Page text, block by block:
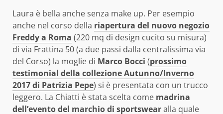
Laura è bella anche senza make up. Per esempio
anche nel corso della riapertura del nuovo negozio
Freddy a Roma (220 mq di design cucito su misura)
di via Frattina 50 (a due passi dalla centralissima via
del Corso) la moglie di Marco Bocci (prossimo
testimonial della collezione Autunno/Inverno
2017 di Patrizia Pepe) si è presentata con un trucco
leggero. La Chiatti è stata scelta come madrina
dell’evento del marchio di sportswearalla quale